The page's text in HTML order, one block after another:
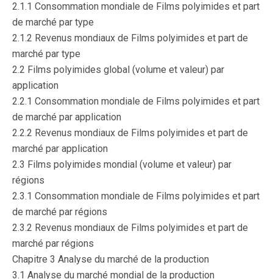
2.1.1 Consommation mondiale de Films polyimides et part
de marché par type
2.1.2 Revenus mondiaux de Films polyimides et part de
marché par type
2.2 Films polyimides global (volume et valeur) par
application
2.2.1 Consommation mondiale de Films polyimides et part
de marché par application
2.2.2 Revenus mondiaux de Films polyimides et part de
marché par application
2.3 Films polyimides mondial (volume et valeur) par
régions
2.3.1 Consommation mondiale de Films polyimides et part
de marché par régions
2.3.2 Revenus mondiaux de Films polyimides et part de
marché par régions
Chapitre 3 Analyse du marché de la production
3.1 Analyse du marché mondial de la production